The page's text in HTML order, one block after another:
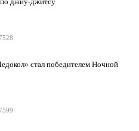
стал победителем Ночной